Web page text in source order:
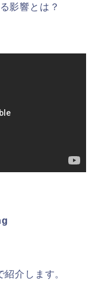
影響とは？
介します。